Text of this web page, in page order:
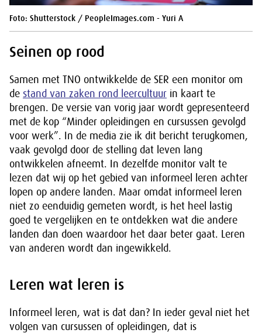
Foto: Shutterstock / PeopleImages.com - Yuri A
Seinen op rood
Samen met TNO ontwikkelde de SER een monitor om
de stand van zaken rond leercultuur in kaart te
brengen. De versie van vorig jaar wordt gepresenteerd
met de kop “Minder opleidingen en cursussen gevolgd
voor werk”. In de media zie ik dit bericht terugkomen,
vaak gevolgd door de stelling dat leven lang
ontwikkelen afneemt. In dezelfde monitor valt te
lezen dat wij op het gebied van informeel leren achter
lopen op andere landen. Maar omdat informeel leren
niet zo eenduidig gemeten wordt, is het heel lastig
goed te vergelijken en te ontdekken wat die andere
landen dan doen waardoor het daar beter gaat. Leren
van anderen wordt dan ingewikkeld.
Leren wat leren is
Informeel leren, wat is dat dan? In ieder geval niet het
volgen van cursussen of opleidingen, dat is